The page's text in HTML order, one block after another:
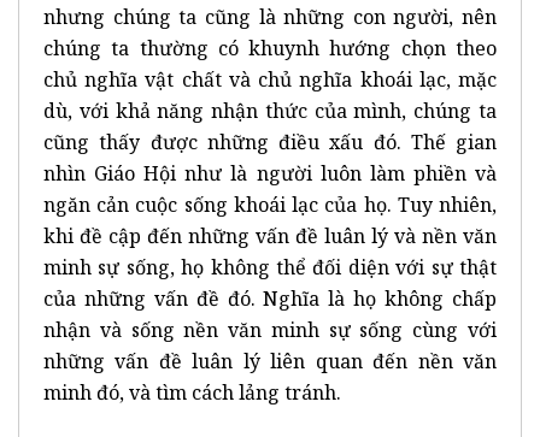
nhưng chúng ta cũng là những con người, nên
chúng ta thường có khuynh hướng chọn theo
chủ nghĩa vật chất và chủ nghĩa khoái lạc, mặc
dù, với khả năng nhận thức của mình, chúng ta
cũng thấy được những điều xấu đó. Thế gian
nhìn Giáo Hội như là người luôn làm phiền và
ngăn cản cuộc sống khoái lạc của họ. Tuy nhiên,
khi đề cập đến những vấn đề luân lý và nền văn
minh sự sống, họ không thể đối diện với sự thật
của những vấn đề đó. Nghĩa là họ không chấp
nhận và sống nền văn minh sự sống cùng với
những vấn đề luân lý liên quan đến nền văn
minh đó, và tìm cách lảng tránh.